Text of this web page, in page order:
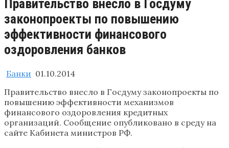
Правительство внесло в Госдуму
законопроекты по повышению
эффективности финансового
оздоровления банков
Банки 01.10.2014
Правительство внесло в Госдуму законопроекты по
повышению эффективности механизмов
финансового оздоровления кредитных
организаций. Сообщение опубликовано в среду на
сайте Кабинета министров РФ.